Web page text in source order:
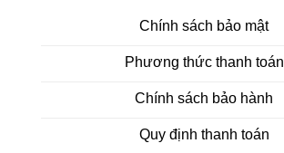
Chính sách bảo mật
Phương thức thanh toán
Chính sách bảo hành
Quy định thanh toán